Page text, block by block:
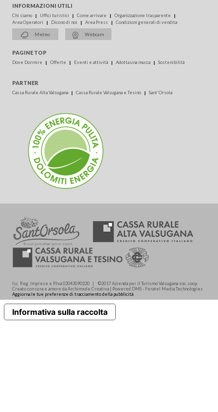
INFORMAZIONI UTILI
Chi siamo Uffici turistici Come arrivare
Organizzazione trasparente
Area Operatori
Dicono di noi Area Press Condizioni generali di vendita
Meteo Webcam
PAGINE TOP
Dove Dormire Offerte Eventi e attività Adotta una mucca Sostenibilità
PARTNER
Cassa Rurale Alta Valsugana Cassa Rurale Valsugana e Tesino Sant'Orsola
Isc. Reg. Imprese e P.Iva 02043090220 | ©2017 Azienda per il Turismo Valsugana soc. coop.
Creato con cura e amore da Archimede.Creativa | Powered DMS - Feratel Media Technologies
Aggiorna le tue preferenze di tracciamento della pubblicità
Informativa sulla raccolta